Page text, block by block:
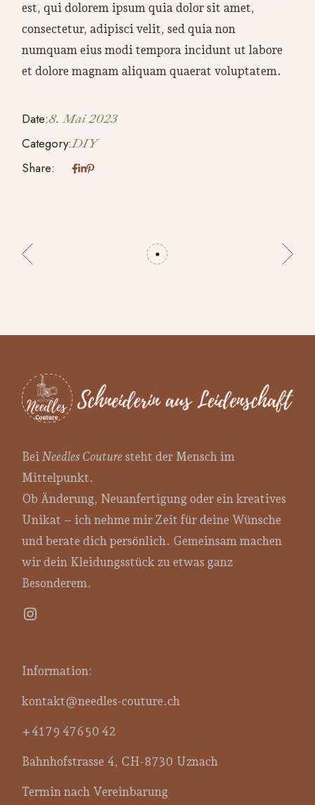
est, qui dolorem ipsum quia dolor sit amet,
consectetur, adipisci velit, sed quia non
numquam eius modi tempora incidunt ut labore
et dolore magnam aliquam quaerat voluptatem.
Date:8. Mai 2023
Category:DIY
Share:
BeiNeedles Couture steht der Mensch im
Mittelpunkt.
Ob Änderung, Neuanfertigung oder ein kreatives
Unikat – ich nehme mir Zeit für deine Wünsche
und berate dich persönlich. Gemeinsam machen
wir dein Kleidungsstück zu etwas ganz
Besonderem.
Instagram
Information:
kontakt@needles-couture.ch
+41 79 476 50 42
Bahnhofstrasse 4, CH-8730 Uznach
Termin nach Vereinbarung